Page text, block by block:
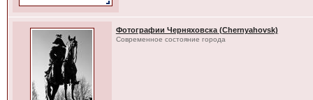
Фотографии Черняховска (Chernyahovsk)
Современное состояние города